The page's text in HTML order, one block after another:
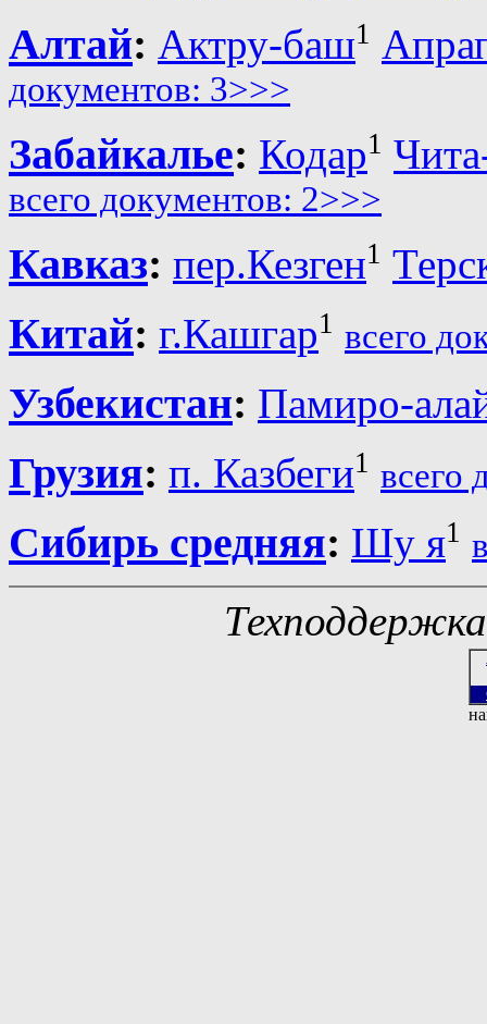
Алтай: Актру-баш1
документов: 3>>>
Забайкалье: Кодар1
всего документов: 2>>>
Кавказ: пер.Кезген1
Китай: г.Кашгар1 всего
Узбекистан: Памиро-
Грузия: п. Казбеги1 всего
Сибирь средняя: Шу я1